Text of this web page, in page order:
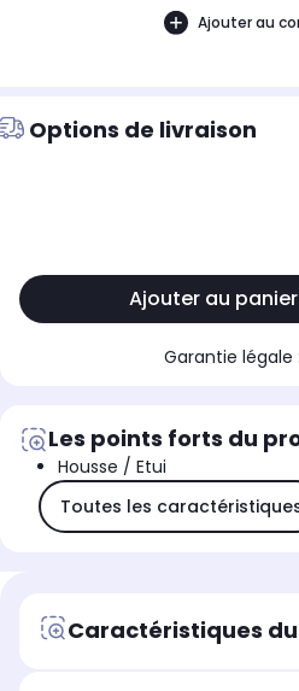
Ajouter au
Options de livraison
Ajouter au panier
Garantie légale :
Les points forts du
Housse / Etui
Toutes les
Caractéristiques